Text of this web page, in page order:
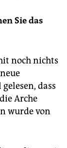
Sie das
noch nichts
dass
Arche
wurde von